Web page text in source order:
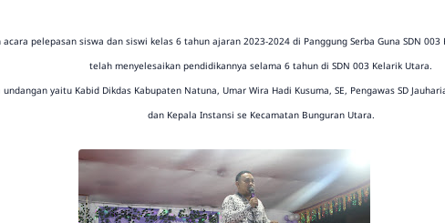
pelepasan siswa dan siswi kelas 6 tahun ajaran 2023-2024 di Panggung Serba Guna SDN
telah menyelesaikan pendidikannya selama 6 tahun di SDN 003 Kelarik Utara.
yaitu Kabid Dikdas Kabupaten Natuna, Umar Wira Hadi Kusuma, SE, Pengawas SD
dan Kepala Instansi se Kecamatan Bunguran Utara.